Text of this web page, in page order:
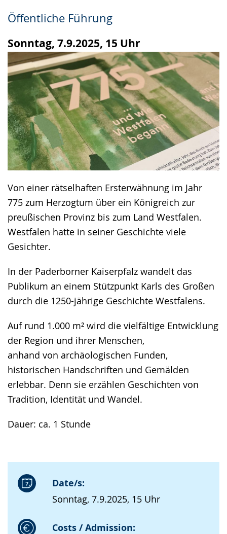
Öffentliche Führung
Sonntag, 7.9.2025, 15 Uhr
Von einer rätselhaften Ersterwähnung im Jahr
775 zum Herzogtum über ein Königreich zur
preußischen Provinz bis zum Land Westfalen.
Westfalen hatte in seiner Geschichte viele
Gesichter.
In der Paderborner Kaiserpfalz wandelt das
Publikum an einem Stützpunkt Karls des Großen
durch die 1250-jährige Geschichte Westfalens.
Auf rund 1.000 m² wird die vielfältige Entwicklung
der Region und ihrer Menschen,
anhand von archäologischen Funden,
historischen Handschriften und Gemälden
erlebbar. Denn sie erzählen Geschichten von
Tradition, Identität und Wandel.
Dauer: ca. 1 Stunde
Date/s:
Sonntag, 7.9.2025, 15 Uhr
Costs / Admission:
simple
language.
support.
will
open
up
presenting
the
text
in
sign
language.